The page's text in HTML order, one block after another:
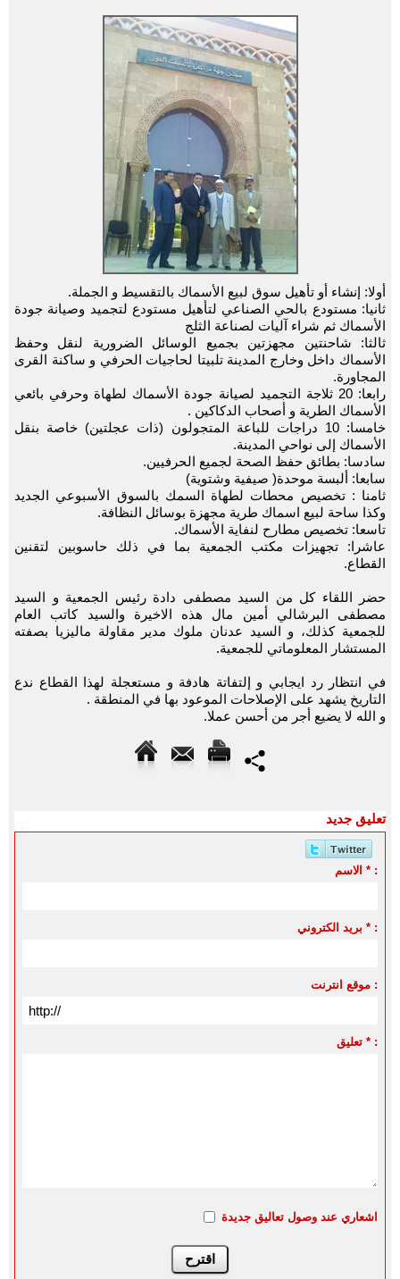
أولا: إنشاء أو تأهيل سوق لبيع الأسماك بالتقسيط و الجملة.
ثانيا: مستودع بالحي الصناعي لتأهيل مستودع لتجميد وصيانة جودة
الأسماك ثم شراء آليات لصناعة الثلج
ثالثا: شاحنتين مجهزتين بجميع الوسائل الضرورية لنقل وحفظ
الأسماك داخل وخارج المدينة تلبيتا لحاجيات الحرفي و ساكنة القرى
المجاورة.
رابعا: 20 ثلاجة التجميد لصيانة جودة الأسماك لطهاة وحرفي بائعي
الأسماك الطرية و أصحاب الدكاكين .
خامسا: 10 دراجات للباعة المتجولون (ذات عجلتين) خاصة بنقل
الأسماك إلى نواحي المدينة.
سادسا: بطائق حفظ الصحة لجميع الحرفيين.
سابعا: ألبسة موحدة( صيفية وشتوية)
ثامنا : تخصيص محطات لطهاة السمك بالسوق الأسبوعي الجديد
وكذا ساحة لبيع اسماك طرية مجهزة بوسائل النظافة.
تاسعا: تخصيص مطارح لنفاية الأسماك.
عاشرا: تجهيزات مكتب الجمعية بما في ذلك حاسوبين لتقنين
القطاع.
حضر اللقاء كل من السيد مصطفى دادة رئيس الجمعية و السيد
مصطفى البرشالي أمين مال هذه الاخيرة والسيد كاتب العام
للجمعية كذلك، و السيد عدنان ملوك مدير مقاولة ماليزيا بصفته
المستشار المعلوماتي للجمعية.
في انتظار رد ايجابي و إلتفاتة هادفة و مستعجلة لهذا القطاع ندع
التاريخ يشهد على الإصلاحات الموعود بها في المنطقة .
و الله لا يضيع أجر من أحسن عملا.
تعليق جديد
الاسم * :
بريد الكتروني * :
موقع انترنت :
تعليق * :
اشعاري عند وصول تعاليق جديدة